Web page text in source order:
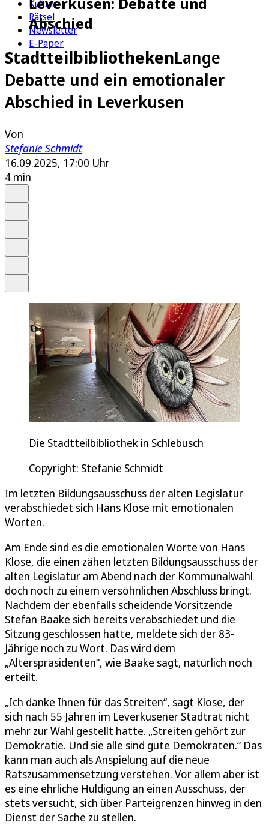
Kultur
Rätsel
Newsletter
E-Paper
Abschied
StadtteilbibliothekenLange
Debatte und ein emotionaler
Abschied in Leverkusen
Von
Stefanie Schmidt
16.09.2025, 17:00 Uhr
4 min
Die Stadtteilbibliothek in Schlebusch
Copyright: Stefanie Schmidt
Im letzten Bildungsausschuss der alten Legislatur
verabschiedet sich Hans Klose mit emotionalen
Worten.
Am Ende sind es die emotionalen Worte von Hans
Klose, die einen zähen letzten Bildungsausschuss der
alten Legislatur am Abend nach der Kommunalwahl
doch noch zu einem versöhnlichen Abschluss bringt.
Nachdem der ebenfalls scheidende Vorsitzende
Stefan Baake sich bereits verabschiedet und die
Sitzung geschlossen hatte, meldete sich der 83-
Jährige noch zu Wort. Das wird dem
„Alterspräsidenten“, wie Baake sagt, natürlich noch
erteilt.
„Ich danke Ihnen für das Streiten“, sagt Klose, der
sich nach 55 Jahren im Leverkusener Stadtrat nicht
mehr zur Wahl gestellt hatte. „Streiten gehört zur
Demokratie. Und sie alle sind gute Demokraten.“ Das
kann man auch als Anspielung auf die neue
Ratszusammensetzung verstehen. Vor allem aber ist
es eine ehrliche Huldigung an einen Ausschuss, der
stets versucht, sich über Parteigrenzen hinweg in den
Dienst der Sache zu stellen.